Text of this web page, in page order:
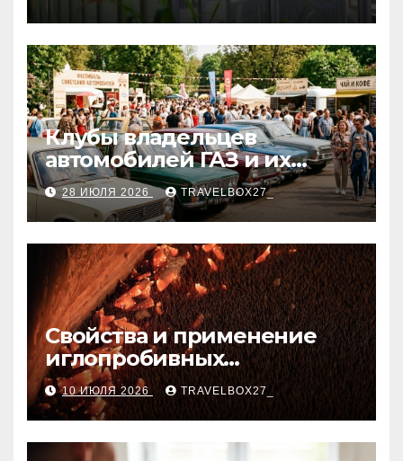
Клубы владельцев
автомобилей ГАЗ и их
мероприятия
28 ИЮЛЯ 2026 TRAVELBOX27_
Свойства и применение
иглопробивных
базальтовых огнеупорных
матов
10 ИЮЛЯ 2026 TRAVELBOX27_